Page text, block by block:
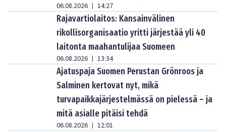
06.08.2026 | 14:27
Rajavartiolaitos: Kansainvälinen
rikollisorganisaatio yritti järjestää yli 40
laitonta maahantulijaa Suomeen
06.08.2026 | 13:34
Ajatuspaja Suomen Perustan Grönroos ja
Salminen kertovat nyt, mikä
turvapaikkajärjestelmässä on pielessä – ja
mitä asialle pitäisi tehdä
06.08.2026 | 12:01